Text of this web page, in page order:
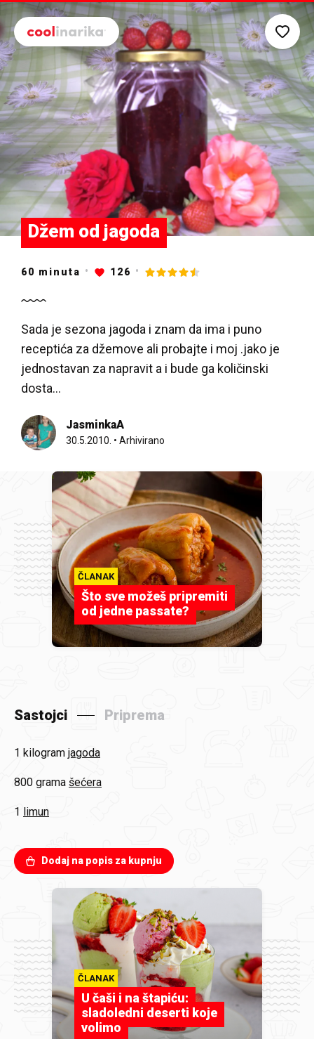
Preskoči na glavni sadržaj
Džem od jagoda
60 minuta 126
Sada je sezona jagoda i znam da ima i puno
receptića za džemove ali probajte i moj .jako je
jednostavan za napravit a i bude ga količinski
dosta…
JasminkaA
30.5.2010. • Arhivirano
ČLANAK
Što sve možeš pripremiti
od jedne passate?
Sastojci Priprema
1 kilogram jagoda
800 grama šećera
1 limun
Dodaj na popis za kupnju
ČLANAK
U čaši i na štapiću:
sladoledni deserti koje
volimo